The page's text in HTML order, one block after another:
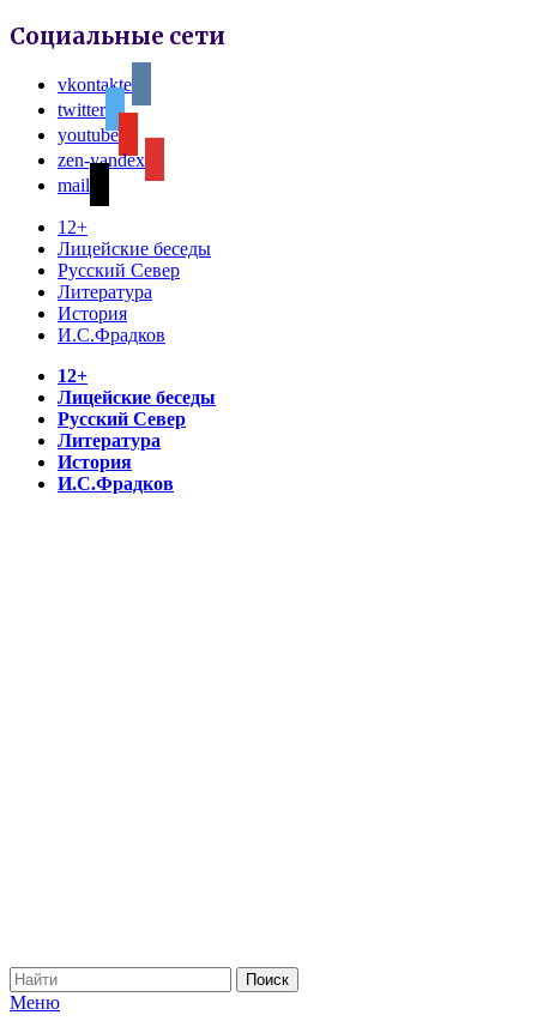
Социальные сети
vkontakte
twitter
youtube
zen-yandex
mail
12+
Лицейские беседы
Русский Север
Литература
История
И.С.Фрадков
12+
Лицейские беседы
Русский Север
Литература
История
И.С.Фрадков
Меню